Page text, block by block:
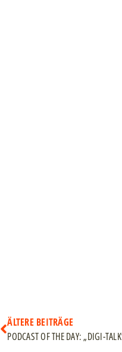
ÄLTERE BEITRÄGE
PODCAST OF THE DAY: „DIGI-